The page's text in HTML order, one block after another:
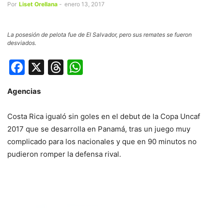
Por Liset Orellana - enero 13, 2017
La posesión de pelota fue de El Salvador, pero sus remates se fueron
desviados.
Facebook
X Threads
Agencias
Costa Rica igualó sin goles en el debut de la Copa Uncaf
2017 que se desarrolla en Panamá, tras un juego muy
complicado para los nacionales y que en 90 minutos no
pudieron romper la defensa rival.